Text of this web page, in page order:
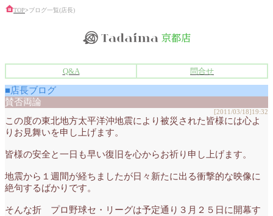
TOP>ブログ一覧(店長)
Q&A 問合せ
■店長ブログ
賛否両論
[2011/03/18]19:32
この度の東北地方太平洋沖地震により被災された皆様には心よ
りお見舞いを申し上げます。
皆様の安全と一日も早い復旧を心からお祈り申し上げます。
地震から１週間が経ちましたが日々新たに出る衝撃的な映像に
絶句するばかりです。
そんな折 プロ野球セ・リーグは予定通り３月２５日に開幕す